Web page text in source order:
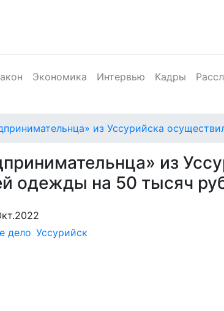
Экономика Интервью Кадры
из Уссурийска
из
одежды на 50 тысяч
дело Уссурийск